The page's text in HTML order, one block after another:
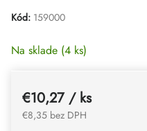
Kód: 159000
Na sklade (4 ks)
€10,27/ ks
€8,35 bez DPH